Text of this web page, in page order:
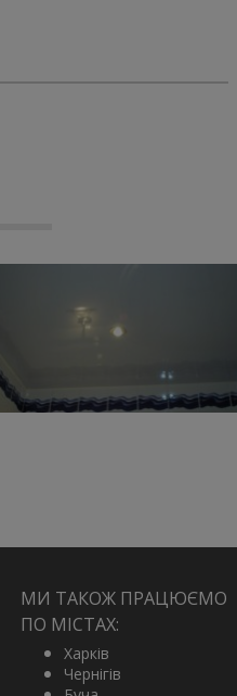
МИ ТАКОЖ ПРАЦЮЄМО
ПО МІСТАХ:
Харків
Чернігів